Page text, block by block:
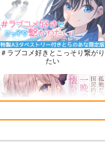
＃ラブコメ好きとこっそり繋がり
たい
晩泊めたら懐かれた